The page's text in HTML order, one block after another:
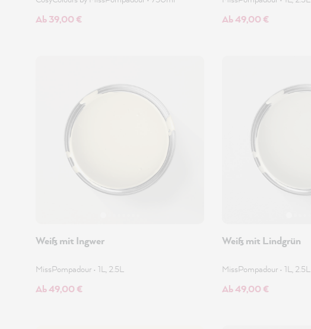
Ab 39,00 € Ab 49,00 €
Weiß mit Ingwer
MissPompadour • 1L, 2.5L
Ab 49,00 €
Weiß mit Lindgrün
MissPompadour • 1L, 2.5L
Ab 49,00 €